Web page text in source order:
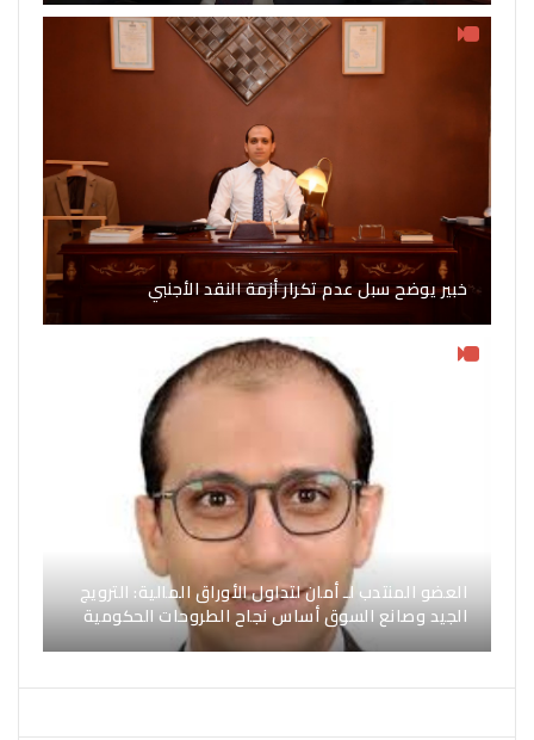
خبير يوضح سبل عدم تكرار أزمة النقد الأجنبي
العضو المنتدب لـ أمان لتداول الأوراق المالية: الترويج
الجيد وصانع السوق أساس نجاح الطروحات الحكومية